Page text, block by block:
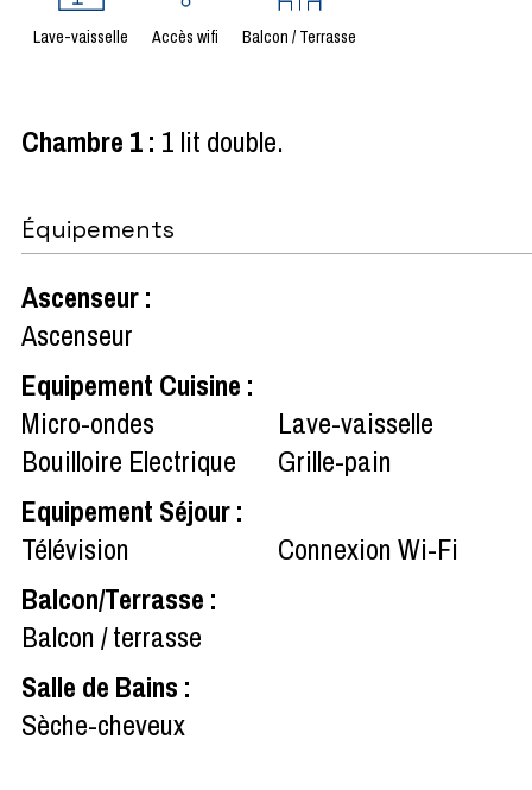
Lave-vaisselle Accès wifi Balcon / Terrasse
Chambre 1: 1 lit double
Équipements
Ascenseur:
Ascenseur
Equipement Cuisine :
Micro-ondes
Lave-vaisselle
Bouilloire Electrique
Grille-pain
Equipement Séjour:
Télévision
Connexion Wi-Fi
Balcon/Terrasse :
Balcon / terrasse
Salle de Bains :
Sèche-cheveux